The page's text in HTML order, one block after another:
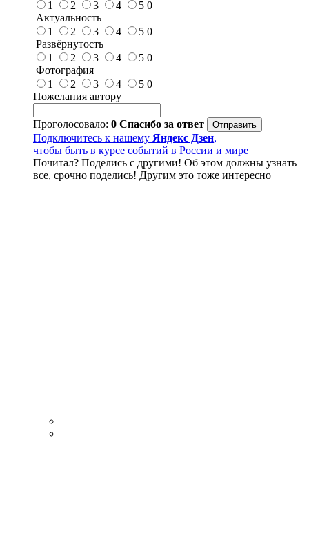
1
2 3 4 5 0
Актуальность
1
2 3 4 5 0
Развёрнутость
1
2 3 4 5 0
Фотография
1
2 3 4 5 0
Пожелания автору
Проголосовало: 0 Спасибо за ответ
Подключитесь к нашему Яндекс Дзен,
чтобы быть в курсе событий в России и мире
Почитал? Поделись с другими! Об этом должны узнать
все, срочно поделись! Другим это тоже интересно